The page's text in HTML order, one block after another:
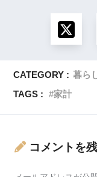
CATEGORY : 暮ら
TAGS :
家計
コメントを